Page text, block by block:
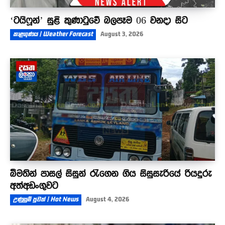
‘ටයිෆූන්’ සුළි කුණාටුවේ බලපෑම 06 වනදා සිට
කාළගුණය | Weather Forecast August 3, 2026
බීමතින් පාසල් සිසුන් රැගෙන ගිය සිසුසැරියේ රියදුරු
අත්අඩංගුවට
උණුසුම් පුවත් | Hot News August 4, 2026